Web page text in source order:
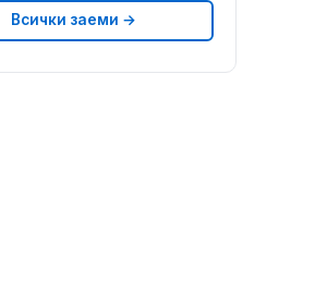
Всички заеми →